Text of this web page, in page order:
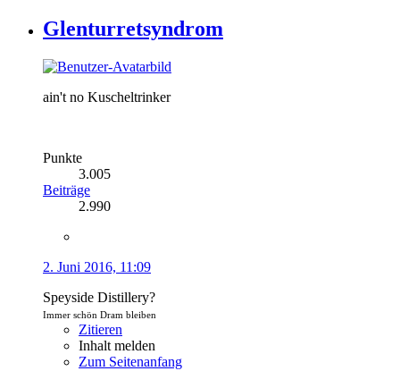
Glenturretsyndrom
ain't no Kuscheltrinker
Punkte
3.005
Beiträge
2.990
2. Juni 2016, 11:09
Speyside Distillery?
Immer schön Dram bleiben
Zitieren
Inhalt melden
Zum Seitenanfang